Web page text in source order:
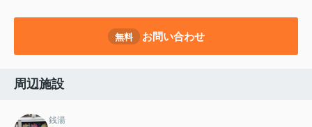
無料 お問い合わせ
周辺施設
銭湯